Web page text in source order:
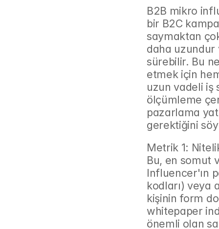
B2B mikro
bir B2C
saymaktan
daha uzundur
sürebilir. Bu
etmek için
uzun vadeli iş
ölçümleme
pazarlama
gerektiğini
Metrik 1:
Bu, en somut
Influencer'ın
kodları) veya
kişinin form
whitepaper
önemli olan